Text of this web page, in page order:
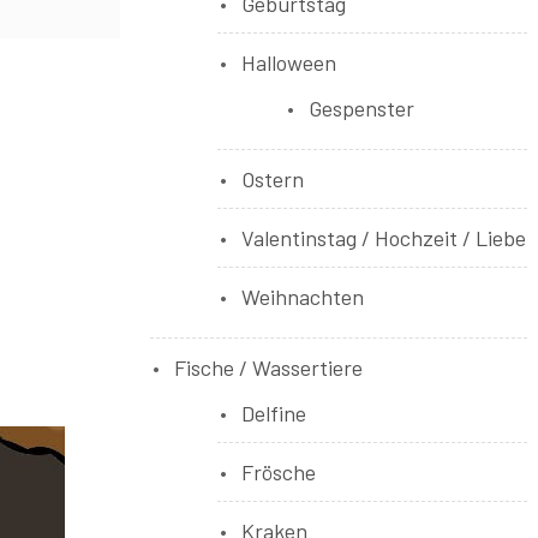
Halloween
Gespenster
Ostern
Valentinstag / Hochzeit / Liebe
Weihnachten
Fische / Wassertiere
Delfine
Frösche
Kraken